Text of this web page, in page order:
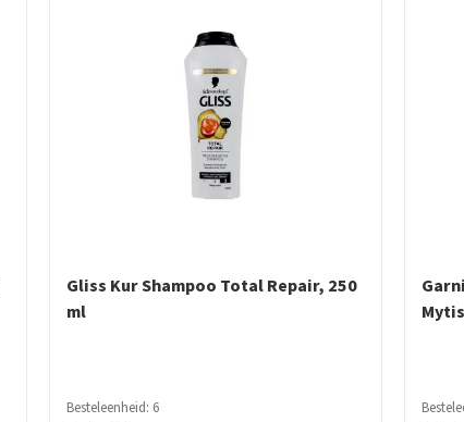
Gliss Kur Shampoo Total Repair, 250
ml
Besteleenheid: 6